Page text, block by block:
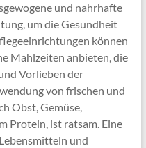
und nahrhafte
um die Gesundheit
können
Mahlzeiten anbieten, die
Vorlieben der
von frischen und
Obst, Gemüse,
Protein, ist ratsam. Eine
und